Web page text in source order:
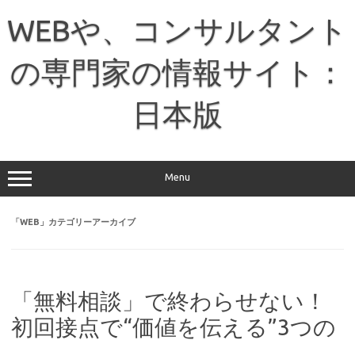
テWEBや、コンサルタント
の専門家の情報サイト：
日本版
Menu
「WEB 」カテゴリーアーカイブ
「無料相談」で終わらせない！
初回接点で“価値を伝える”3つの